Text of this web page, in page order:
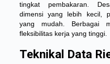
tingkat pembakaran.
dimensi yang lebih kecil,
yang mudah. ​​Berbagai
fleksibilitas kerja yang tinggi.
Teknikal Data